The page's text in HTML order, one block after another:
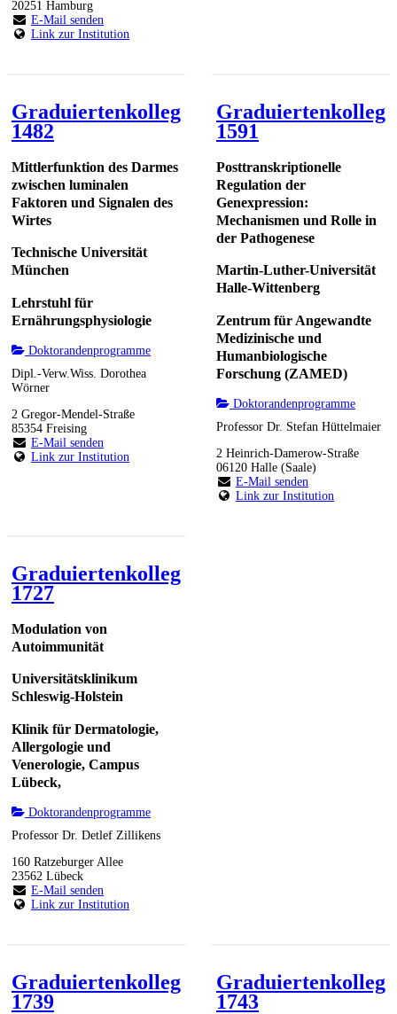
20251 Hamburg
E-Mail senden
Link zur Institution
Graduiertenkolleg
1482
Mittlerfunktion des Darmes
zwischen luminalen
Faktoren und Signalen des
Wirtes
Technische Universität
München
Lehrstuhl für
Ernährungsphysiologie
Doktorandenprogramme
Dipl.-Verw.Wiss. Dorothea
Wörner
2 Gregor-Mendel-Straße
85354 Freising
E-Mail senden
Link zur Institution
Graduiertenkolleg
1591
Posttranskriptionelle
Regulation der
Genexpression:
Mechanismen und Rolle in
der Pathogenese
Martin-Luther-Universität
Halle-Wittenberg
Zentrum für Angewandte
Medizinische und
Humanbiologische
Forschung (ZAMED)
Doktorandenprogramme
Professor Dr. Stefan Hüttelmaier
2 Heinrich-Damerow-Straße
06120 Halle (Saale)
E-Mail senden
Link zur Institution
Graduiertenkolleg
1727
Modulation von
Autoimmunität
Universitätsklinikum
Schleswig-Holstein
Klinik für Dermatologie,
Allergologie und
Venerologie, Campus
Lübeck,
Doktorandenprogramme
Professor Dr. Detlef Zillikens
160 Ratzeburger Allee
23562 Lübeck
E-Mail senden
Link zur Institution
Graduiertenkolleg
1739
Graduiertenkolleg
1743